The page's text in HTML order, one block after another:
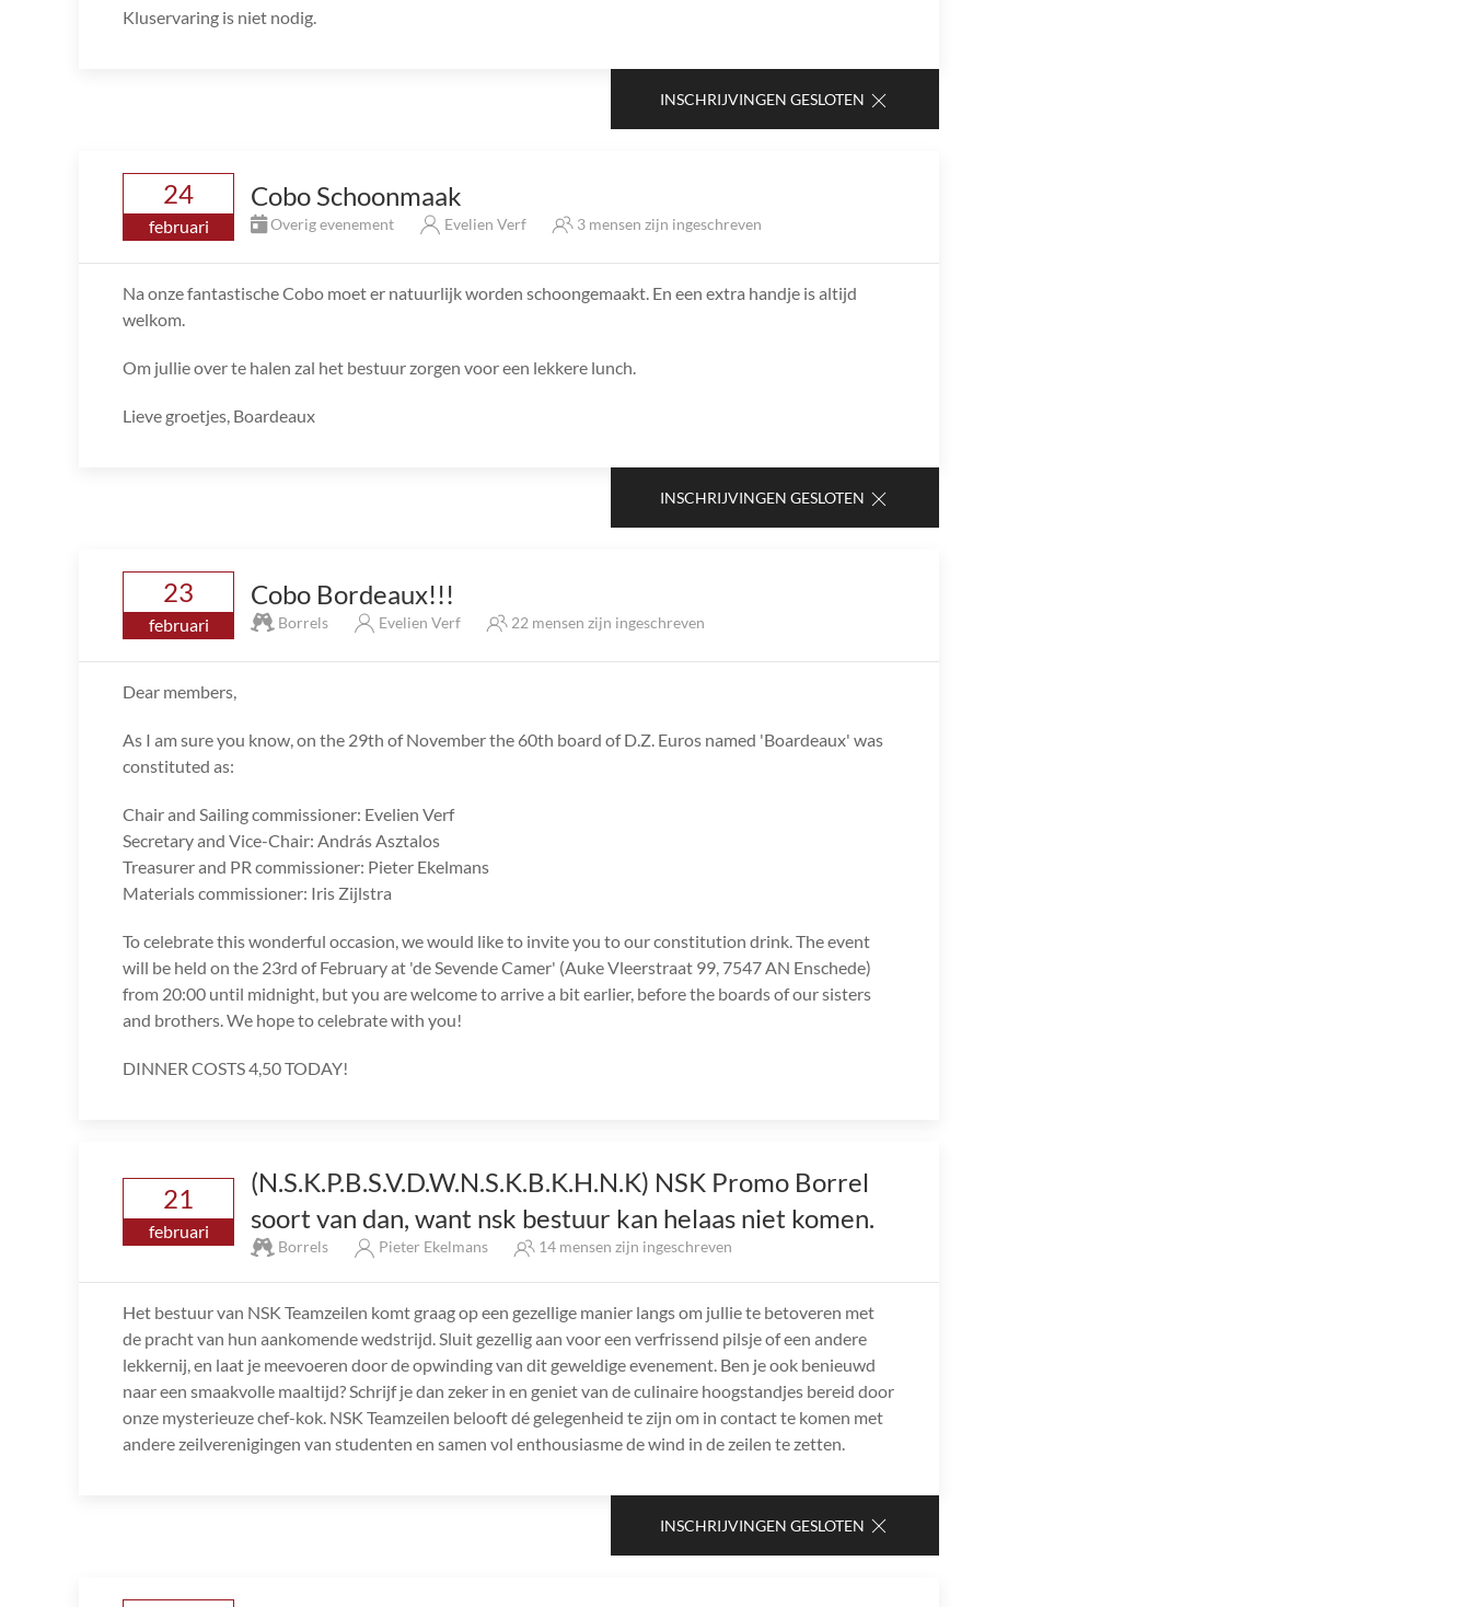
Kluservaring is niet nodig.
INSCHRIJVINGEN GESLOTEN
24
februari
Cobo Schoonmaak
Overig evenement Evelien Verf 3 mensen zijn ingeschreven
Na onze fantastische Cobo moet er natuurlijk worden schoongemaakt. En een extra handje is altijd
welkom.
Om jullie over te halen zal het bestuur zorgen voor een lekkere lunch.
Lieve groetjes, Boardeaux
INSCHRIJVINGEN GESLOTEN
23
februari
Cobo Bordeaux!!!
Borrels Evelien Verf 22 mensen zijn ingeschreven
Dear members,
As I am sure you know, on the 29th of November the 60th board of D.Z. Euros named 'Boardeaux' was
constituted as:
Chair and Sailing commissioner: Evelien Verf
Secretary and Vice-Chair: András Asztalos
Treasurer and PR commissioner: Pieter Ekelmans
Materials commissioner: Iris Zijlstra
To celebrate this wonderful occasion, we would like to invite you to our constitution drink. The event
will be held on the 23rd of February at 'de Sevende Camer' (Auke Vleerstraat 99, 7547 AN Enschede)
from 20:00 until midnight, but you are welcome to arrive a bit earlier, before the boards of our sisters
and brothers. We hope to celebrate with you!
DINNER COSTS 4,50 TODAY!
21
februari
(N.S.K.P.B.S.V.D.W.N.S.K.B.K.H.N.K) NSK Promo Borrel
soort van dan, want nsk bestuur kan helaas niet komen.
Borrels Pieter Ekelmans 14 mensen zijn ingeschreven
Het bestuur van NSK Teamzeilen komt graag op een gezellige manier langs om jullie te betoveren met
de pracht van hun aankomende wedstrijd. Sluit gezellig aan voor een verfrissend pilsje of een andere
lekkernij, en laat je meevoeren door de opwinding van dit geweldige evenement. Ben je ook benieuwd
naar een smaakvolle maaltijd? Schrijf je dan zeker in en geniet van de culinaire hoogstandjes bereid door
onze mysterieuze chef-kok. NSK Teamzeilen belooft dé gelegenheid te zijn om in contact te komen met
andere zeilverenigingen van studenten en samen vol enthousiasme de wind in de zeilen te zetten.
INSCHRIJVINGEN GESLOTEN